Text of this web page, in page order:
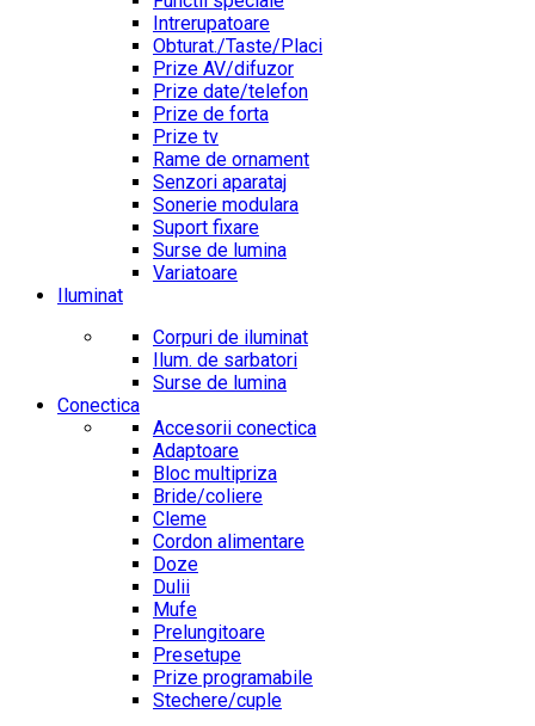
Intrerupatoare
Obturat./Taste/Placi
Prize AV/difuzor
Prize date/telefon
Prize de forta
Prize tv
Rame de ornament
Senzori aparataj
Sonerie modulara
Suport fixare
Surse de lumina
Variatoare
Iluminat
Corpuri de iluminat
Ilum. de sarbatori
Surse de lumina
Conectica
Accesorii conectica
Adaptoare
Bloc multipriza
Bride/coliere
Cleme
Cordon alimentare
Doze
Dulii
Mufe
Prelungitoare
Presetupe
Prize programabile
Stechere/cuple